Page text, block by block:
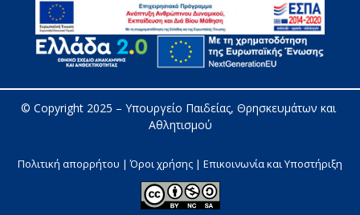
© Copyright 2025 – Υπουργείο Παιδείας, Θρησκευμάτων και
Αθλητισμού
Πολιτική απορρήτου | Όροι χρήσης | Επικοινωνία και Υποστήριξη